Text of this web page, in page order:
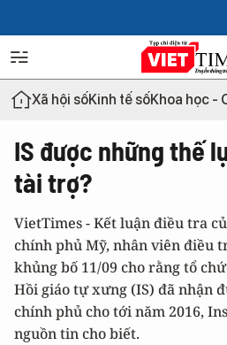
Xã hội sốKinh tế sốKhoa học -
IS được những thế
tài trợ?
VietTimes - Kết luận điều tra
chính phủ Mỹ, nhân viên điều
khủng bố 11/09 cho rằng tổ
Hồi giáo tự xưng (IS) đã nhận
chính phủ cho tới năm 2016,
nguồn tin cho biết.